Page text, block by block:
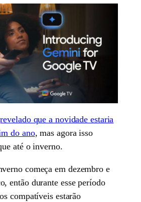
revelado que a novidade estaria
do ano, mas agora isso
até o inverno.
começa em dezembro e
então durante esse período
compatíveis estarão